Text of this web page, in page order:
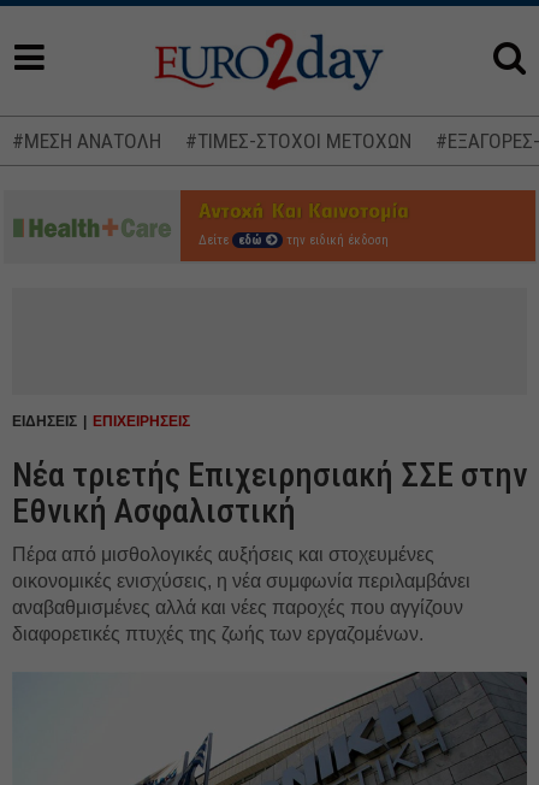
#ΜΕΣΗ ΑΝΑΤΟΛΗ #ΤΙΜΕΣ-ΣΤΟΧΟΙ ΜΕΤΟΧΩΝ
Δείτε εδώ την ειδική έκδοση
ΕΙΔΗΣΕΙΣ ΕΠΙΧΕΙΡΗΣΕΙΣ
Νέα τριετής Επιχειρησιακή ΣΣΕ στην
Εθνική Ασφαλιστική
Πέρα από μισθολογικές αυξήσεις και στοχευμένες
οικονομικές ενισχύσεις, η νέα συμφωνία περιλαμβάνει
αναβαθμισμένες αλλά και νέες παροχές που αγγίζουν
διαφορετικές πτυχές της ζωής των εργαζομένων.